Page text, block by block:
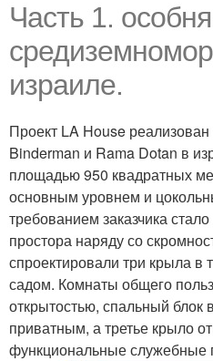
Часть 1.
израиле.
Проект LA House
Binderman и Rama Dotan в
площадью 950 квадратных
основным уровнем и
требованием заказчика
простора наряду со
спроектировали три крыла в
садом. Комнаты общего
открытостью, спальный блок
приватным, а третье крыло
функциональные